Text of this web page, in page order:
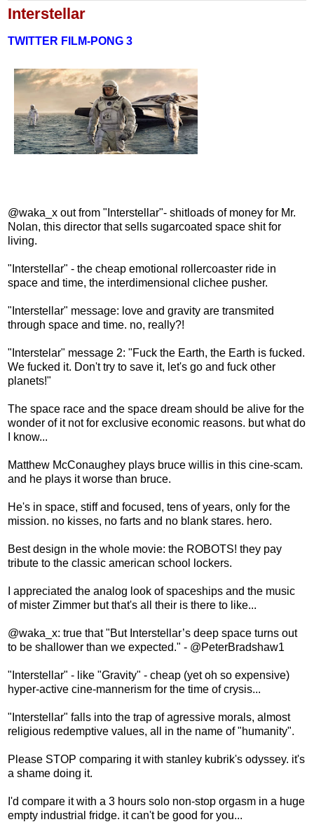
Interstellar
TWITTER FILM-PONG 3
@waka_x out from "Interstellar"- shitloads of money for Mr.
Nolan, this director that sells sugarcoated space shit for
living.
"Interstellar" - the cheap emotional rollercoaster ride in
space and time, the interdimensional clichee pusher.
"Interstellar" message: love and gravity are transmited
through space and time. no, really?!
"Interstelar" message 2: "Fuck the Earth, the Earth is fucked.
We fucked it. Don't try to save it, let's go and fuck other
planets!"
The space race and the space dream should be alive for the
wonder of it not for exclusive economic reasons. but what do
I know...
Matthew McConaughey plays bruce willis in this cine-scam.
and he plays it worse than bruce.
He's in space, stiff and focused, tens of years, only for the
mission. no kisses, no farts and no blank stares. hero.
Best design in the whole movie: the ROBOTS! they pay
tribute to the classic american school lockers.
I appreciated the analog look of spaceships and the music
of mister Zimmer but that's all their is there to like...
@waka_x: true that "But Interstellar’s deep space turns out
to be shallower than we expected." - @PeterBradshaw1
"Interstellar" - like "Gravity" - cheap (yet oh so expensive)
hyper-active cine-mannerism for the time of crysis...
"Interstellar" falls into the trap of agressive morals, almost
religious redemptive values, all in the name of "humanity".
Please STOP comparing it with stanley kubrik's odyssey. it's
a shame doing it.
I'd compare it with a 3 hours solo non-stop orgasm in a huge
empty industrial fridge. it can't be good for you...